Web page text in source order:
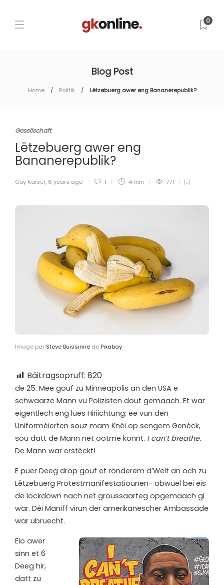
0
Blog Post
Home Politik Lëtzebuerg awer eng Bananerepublik?
Gesellschaft
Lëtzebuerg awer eng
Bananerepublik?
Guy Kaiser, 6 years ago 1 4 min 771
Image par Steve Buissinne de Pixabay
Bäitragsopruff: 820
de 25. Mee gouf zu Minneapolis an den USA e
schwaarze Mann vu Polizisten dout gemaach. Et war
eigentlech eng lues Hiriichtung: ee vun den
Uniforméierten souz mam Knéi op sengem Genéck,
sou datt de Mann net ootme konnt. I can’t breathe.
De Mann war erstéckt!
E puer Deeg drop gouf et ronderëm d’Welt an och zu
Lëtzebuerg Protestmanifestatiounen- obwuel bei eis
de lockdown nach net groussaarteg opgemaach gi
war. Déi Maniff virun der amerikanescher Ambassade
war ubruecht.
Elo awer
sinn et 6
Deeg hir,
datt zu